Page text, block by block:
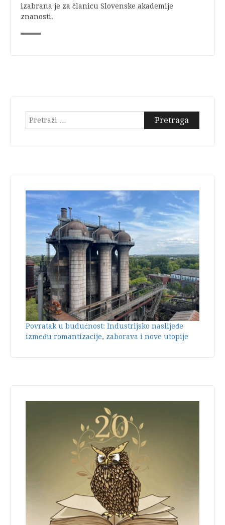
izabrana je za članicu Slovenske akademije
znanosti.
Pretraga:
Povratak u budućnost: Industrijsko naslijeđe
između romantizacije, zaborava i nove utopije